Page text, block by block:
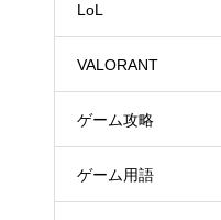
LoL
VALORANT
ゲーム攻略
ゲーム用語